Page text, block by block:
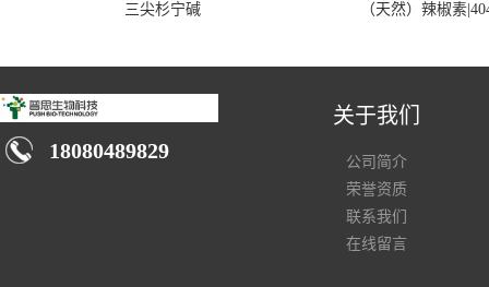
三尖杉宁碱 （天然）辣椒素
18080489829
关于我们
公司简介
荣誉资质
联系我们
在线留言